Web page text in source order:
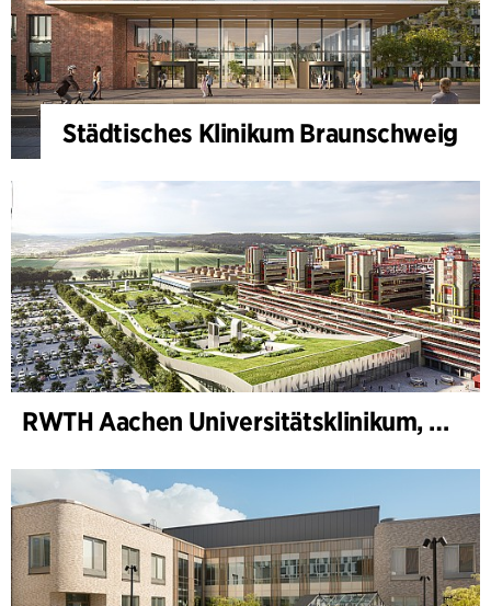
Städtisches Klinikum Braunschweig
RWTH Aachen Universitätsklinikum, Erweiterung